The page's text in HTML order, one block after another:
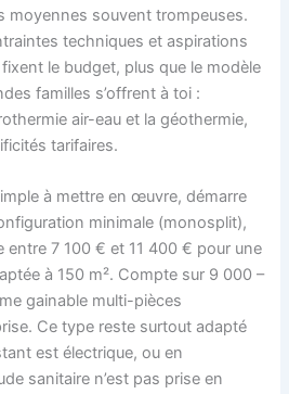
moyennes souvent trompeuses.
techniques et aspirations
le budget, plus que le modèle
familles s’offrent à toi :
air-eau et la géothermie,
tarifaires.
à mettre en œuvre, démarre
minimale (monosplit),
entre 7 100 € et 11 400 € pour une
à 150 m². Compte sur 9 000 –
gainable multi-pièces
Ce type reste surtout adapté
est électrique, ou en
sanitaire n’est pas prise en